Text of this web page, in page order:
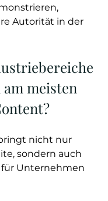
Autorität in der
meisten
nicht nur
sondern auch
für Unternehmen